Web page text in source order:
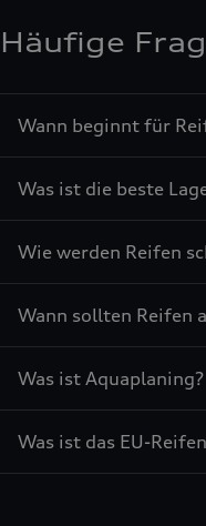
Häufige
Wann beginnt für
Was ist die beste
Wie werden Reifen
Wann sollten Reifen
Was ist Aquaplaning?
Was ist das EU-